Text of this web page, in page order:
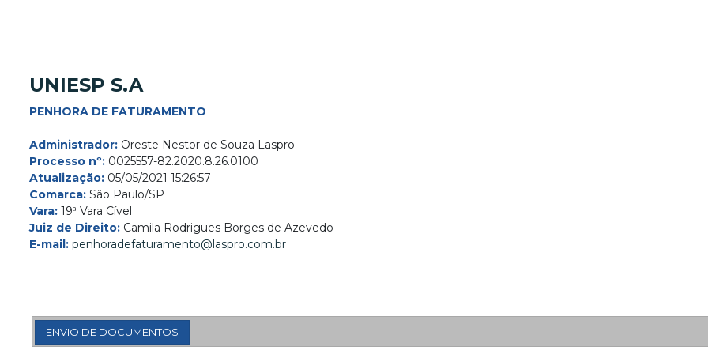
UNIESP S.A
PENHORA DE FATURAMENTO
Administrador: Oreste Nestor de Souza Laspro
Processo nº: 0025557-82.2020.8.26.0100
Atualização: 05/05/2021 15:26:57
Comarca: São Paulo/SP
Vara: 19ª Vara Cível
Juiz de Direito: Camila Rodrigues Borges de Azevedo
E-mail: penhoradefaturamento@laspro.com.br
ENVIO DE DOCUMENTOS